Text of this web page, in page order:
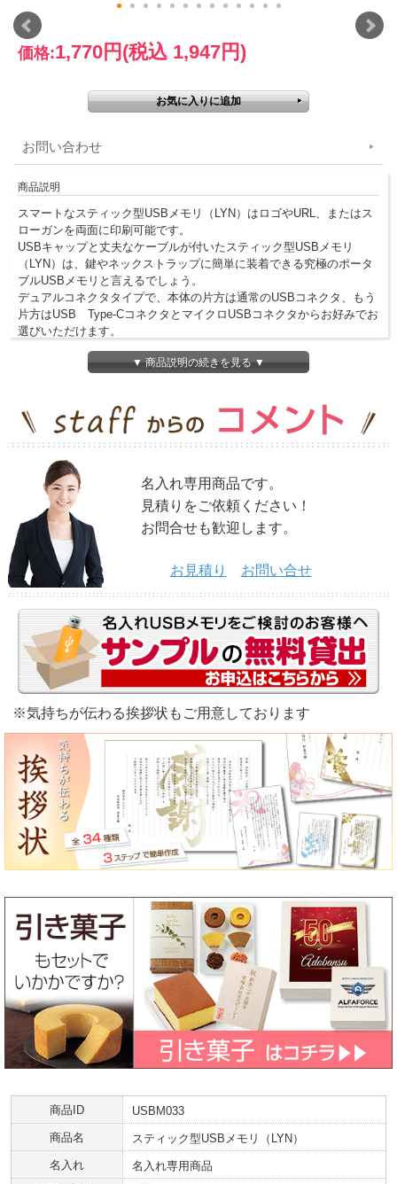
価格:1,770円 (税込 1,947円)
お問い合わせ
商品説明
スマートなスティック型USBメモリ（LYN）はロゴやURL、またはス
ローガンを両面に印刷可能です。
USBキャップと丈夫なケーブルが付いたスティック型USBメモリ
（LYN）は、鍵やネックストラップに簡単に装着できる究極のポータ
ブルUSBメモリと言えるでしょう。
デュアルコネクタタイプで、本体の片方は通常のUSBコネクタ、もう
片方はUSB Type-CコネクタとマイクロUSBコネクタからお好みでお
選びいただけます。
※名入れ印刷について：表面と裏面を異なる仕様で印刷することも可
能です。（追加料金不要）
※こちらの商品は見積対応となります。お手数をかけますが、下記お
見積りフォームから、ご希望の数量（10個以上）と容量
（4GB/8GB/16GB/32GB/64GBのいずれか）をご指示ください。
※こちらの商品は、名入れ専用商品です。名入れなしでの、ご対応は
致しかねますのでご了承下さい。
▼ 商品説明の続きを見る ▼
名入れ専用商品です。
見積りをご依頼ください！
お問合せも歓迎します。
お見積り お問い合せ
※気持ちが伝わる挨拶状もご用意しております
商品ID
USBM033
商品名
スティック型USBメモリ（LYN）
名入れ
名入れ専用商品